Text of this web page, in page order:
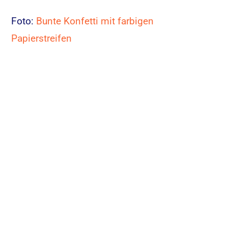
Foto: Bunte Konfetti mit farbigen
Papierstreifen